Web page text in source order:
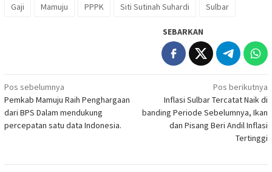
Gaji Mamuju PPPK Siti Sutinah Suhardi Sulbar
SEBARKAN
Navigasi
pos
Pos sebelumnya
Pemkab Mamuju Raih Penghargaan
dari BPS Dalam mendukung
percepatan satu data Indonesia.
Pos berikutnya
Inflasi Sulbar Tercatat Naik di
banding Periode Sebelumnya, Ikan
dan Pisang Beri Andil Inflasi
Tertinggi